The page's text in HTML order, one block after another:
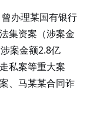
办理某国有银行
集资案（涉案金
案金额2.8亿
私案等重大案
、马某某合同诈